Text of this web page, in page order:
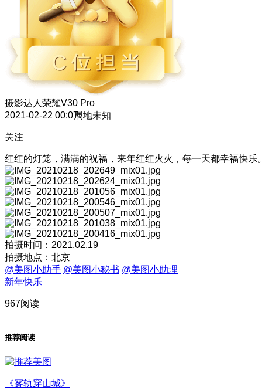
摄影达人 荣耀V30 Pro
2021-02-22 00:07属地未知
关注
红红的灯笼，满满的祝福，来年红红火火，每一天都幸福快乐
拍摄时间：2021.02.19
拍摄地点：北京
@美图小助手 @美图小秘书 @美图小助理
新年快乐
967阅读
推荐阅读
《雾轨穿山城》